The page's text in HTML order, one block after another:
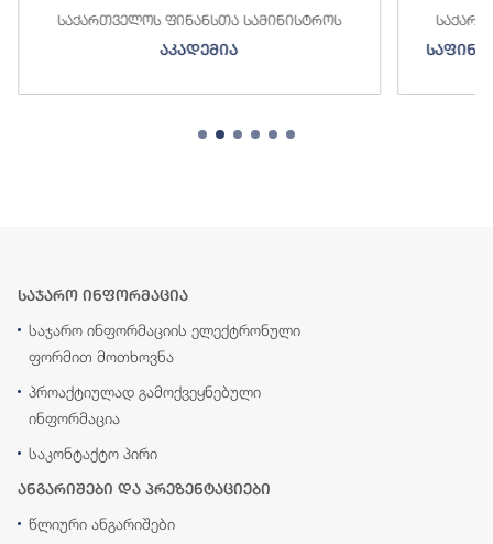
საქართველოს ფინანსთა სამინისტროს
აკადემია
საჯარო ინფორმაცია
საჯარო ინფორმაციის ელექტრონული
ფორმით მოთხოვნა
პროაქტიულად გამოქვეყნებული
ინფორმაცია
საკონტაქტო პირი
ანგარიშები და პრეზენტაციები
წლიური ანგარიშები